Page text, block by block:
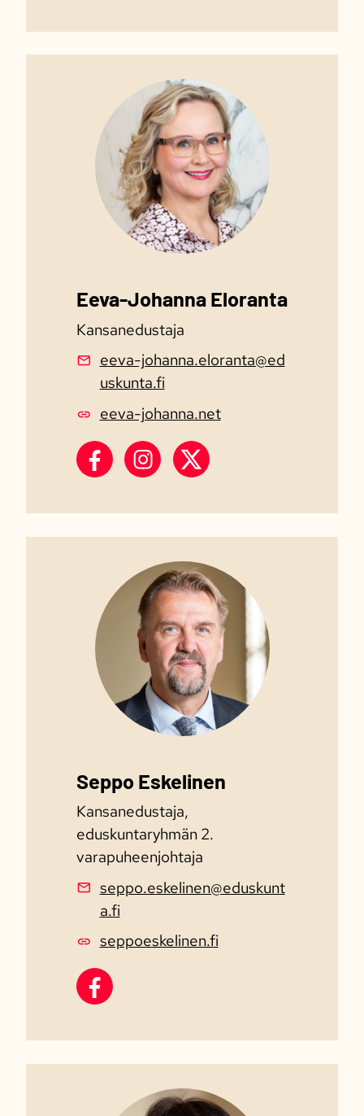
Eeva-Johanna Eloranta
Kansanedustaja
eeva-johanna.eloranta@ed
uskunta.fi
eeva-johanna.net
Eeva-Johanna Eloranta Facebook
Eeva-Johanna Eloranta
Eeva-Johanna Eloranta X
Seppo Eskelinen
Kansanedustaja,
eduskuntaryhmän 2.
varapuheenjohtaja
seppo.eskelinen@eduskunt
a.fi
seppoeskelinen.fi
Seppo Eskelinen Facebook